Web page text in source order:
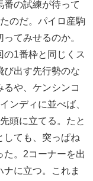
番の試練が待って
のだ。パイロ産駒
てみせるのか。
1番枠と同じくス
び出す先行勢のな
や、ケンシンコ
ンディに並べば、
頭に立てる。たと
しても、突っぱね
た。2コーナーを出
に立つ。これま